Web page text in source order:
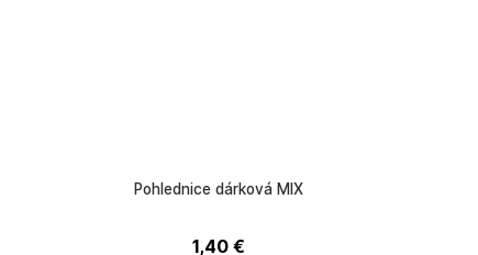
Pohlednice dárková MIX
1,40 €